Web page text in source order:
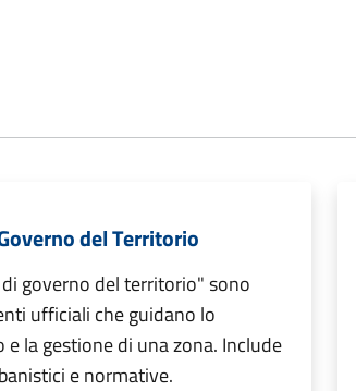
del Territorio
governo del territorio" sono
ufficiali che guidano lo
e la gestione di una zona. Include
e normative.